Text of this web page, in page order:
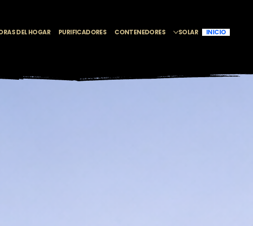
INICIO
SOLAR
CONTENEDORES
PURIFICADORES
DEL HOGAR